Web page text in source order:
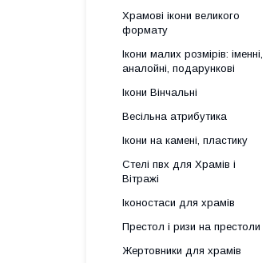
Храмові ікони великого
формату
Ікони малих розмірів: іменні,
аналойні, подарункові
Ікони Вінчальні
Весільна атрибутика
Ікони на камені, пластику
Стелі пвх для Храмів і
Вітражі
Іконостаси для храмів
Престол і ризи на престоли
Жертовники для храмів